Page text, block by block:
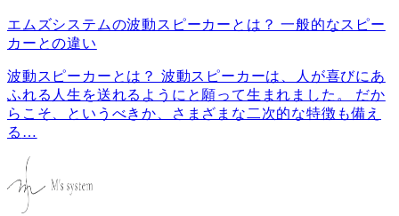
エムズシステムの波動スピーカーとは？ 一般的なスピー
カーとの違い
波動スピーカーとは？ 波動スピーカーは、人が喜びにあ
ふれる人生を送れるようにと願って生まれました。 だか
らこそ、というべきか、さまざまな二次的な特徴も備え
る …